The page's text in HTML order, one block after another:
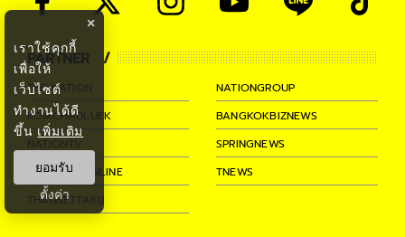
PARTNER
THE NATION
NATIONGROUP
KOMCHADLUEK
BANGKOKBIZNEWS
NATIONTV
SPRINGNEWS
THAINEWSONLINE
TNEWS
THANSETTAKIJ
×
เราใช้คุกกี้
เพื่อให้
เว็บไซต์
ทำงานได้ดี
ขึ้น เพิ่มเติม
ยอมรับ
ตั้งค่า